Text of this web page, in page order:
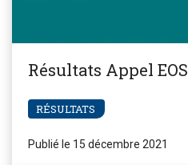
Résultats Appel EOS
RÉSULTATS
Publié le 15 décembre 2021